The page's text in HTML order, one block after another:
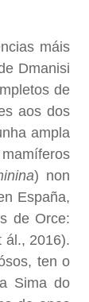
máis
Dmanisi
de
aos dos
ampla
) non
España,
de Orce:
ál., 2016).
ten o
Sima do